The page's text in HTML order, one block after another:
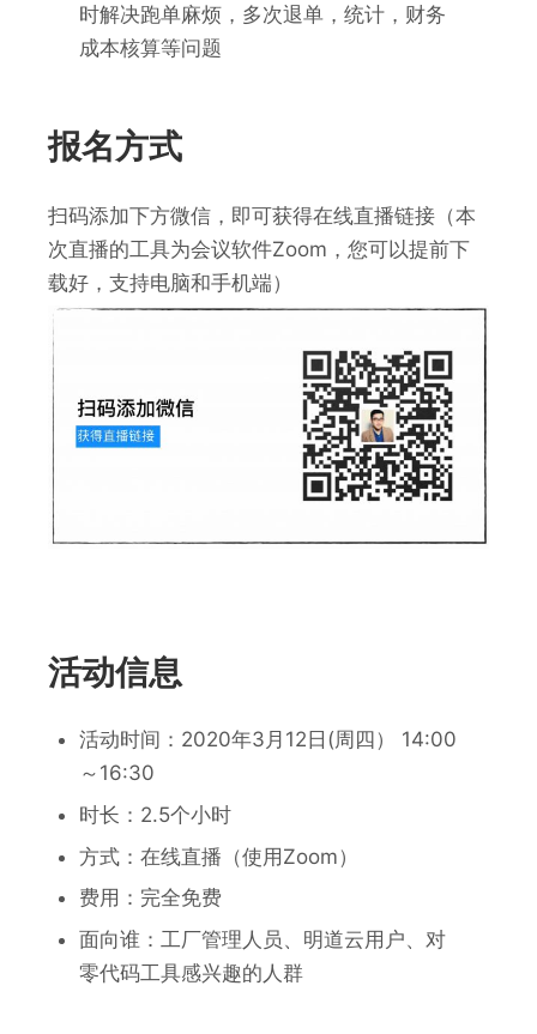
时解决跑单麻烦，多次退单，统计，财务
成本核算等问题
报名方式
扫码添加下方微信，即可获得在线直播链接（本
次直播的工具为会议软件Zoom，您可以提前下
载好，支持电脑和手机端）
活动信息
活动时间：2020年3月12日(周四） 14:00
～16:30
时长：2.5个小时
方式：在线直播（使用Zoom）
费用：完全免费
面向谁：工厂管理人员、明道云用户、对
零代码工具感兴趣的人群